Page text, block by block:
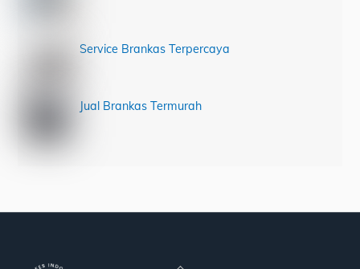
Service Brankas Terpercaya
Jual Brankas Termurah
Back